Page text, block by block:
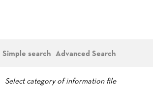
Simple search Advanced Search
Select category of information file